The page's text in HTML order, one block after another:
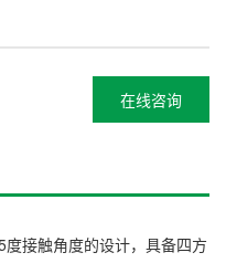
在线咨询
接触角度的设计，具备四方